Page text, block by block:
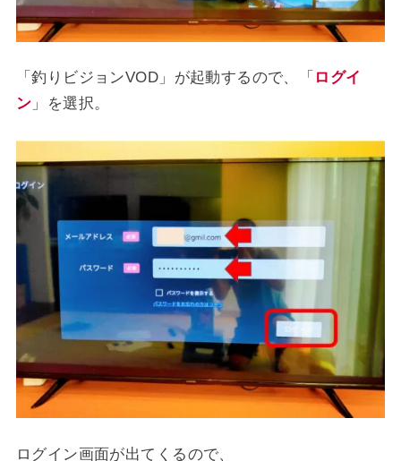
「釣りビジョンVOD」が起動するので、「 ログイ
ン 」を選択。
ログイン画面が出てくるので、